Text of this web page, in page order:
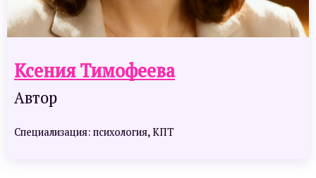
Ксения Тимофеева
Автор
Специализация: психология, КПТ